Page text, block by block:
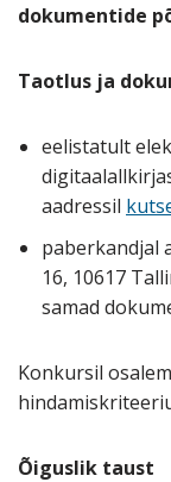
dokumentide
Taotlus ja
eelistatult
aadressil
paberkandjal
16, 10617
samad
Konkursil
Õiguslik taust